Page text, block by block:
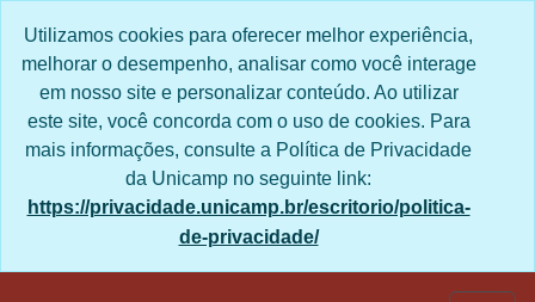
Utilizamos cookies para oferecer melhor experiência,
melhorar o desempenho, analisar como você interage
em nosso site e personalizar conteúdo. Ao utilizar
este site, você concorda com o uso de cookies. Para
mais informações, consulte a Política de Privacidade
da Unicamp no seguinte link:
https://privacidade.unicamp.br/escritorio/politica-
de-privacidade/